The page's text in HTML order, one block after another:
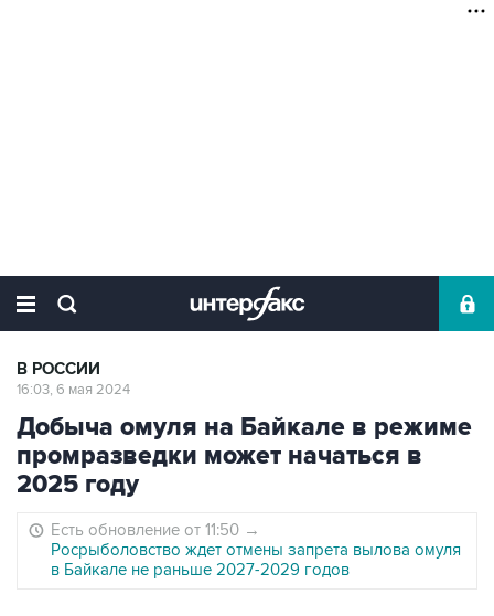
В РОССИИ
16:03, 6 мая 2024
Добыча омуля на Байкале в режиме
промразведки может начаться в
2025 году
Есть обновление от 11:50 →
Росрыболовство ждет отмены запрета вылова омуля
в Байкале не раньше 2027-2029 годов